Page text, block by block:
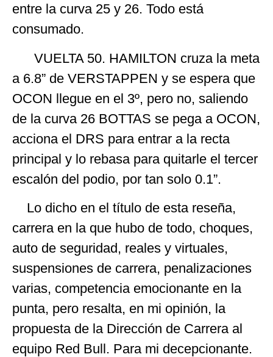
entre la curva 25 y 26. Todo está
consumado.
VUELTA 50. HAMILTON cruza la meta
a 6.8” de VERSTAPPEN y se espera que
OCON llegue en el 3º, pero no, saliendo
de la curva 26 BOTTAS se pega a OCON,
acciona el DRS para entrar a la recta
principal y lo rebasa para quitarle el tercer
escalón del podio, por tan solo 0.1”.
Lo dicho en el título de esta reseña,
carrera en la que hubo de todo, choques,
auto de seguridad, reales y virtuales,
suspensiones de carrera, penalizaciones
varias, competencia emocionante en la
punta, pero resalta, en mi opinión, la
propuesta de la Dirección de Carrera al
equipo Red Bull. Para mi decepcionante.